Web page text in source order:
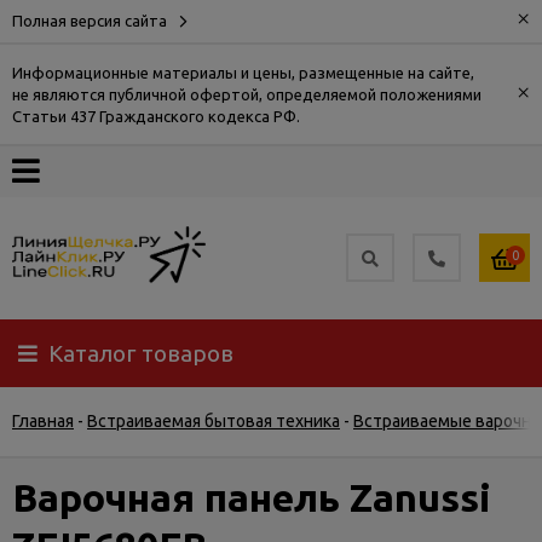
Полная версия сайта ×
Информационные материалы и цены, размещенные на сайте,
не являются публичной офертой, определяемой положениями
Статьи 437 Гражданского кодекса РФ.
×
О
Доставка
Самовывоз
Гарантия
0
Каталог товаров
Главная - Встраиваемая бытовая техника - Встраиваемые
Варочная панель Zanussi